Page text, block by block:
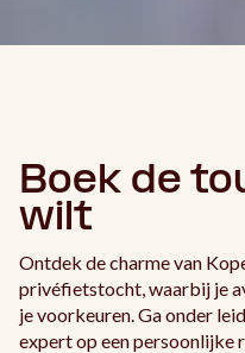
Boek de
wilt
Ontdek de charme van
privéfietstocht, waarbij je
je voorkeuren. Ga onder
expert op een persoonlijke